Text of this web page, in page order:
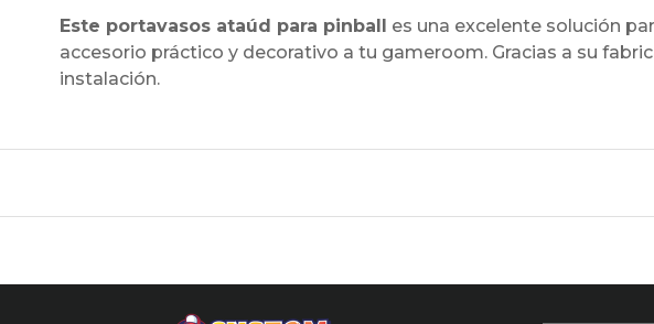
Este portavasos ataúd para pinball es una excelente solución
accesorio práctico y decorativo a tu gameroom. Gracias a su
instalación.